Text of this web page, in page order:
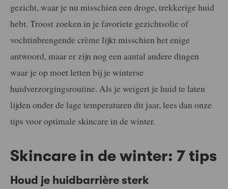
gezicht, waar je nu misschien een droge, trekkerige huid
hebt. Troost zoeken in je favoriete gezichtsolie of
vochtinbrengende crème lijkt misschien het enige
antwoord, maar er zijn nog een aantal andere dingen
waar je op moet letten bij je winterse
huidverzorgingsroutine. Als je weigert je huid te laten
lijden onder de lage temperaturen dit jaar, lees dan onze
tips voor optimale skincare in de winter.
Skincare in de winter: 7 tips
Houd je huidbarrière sterk